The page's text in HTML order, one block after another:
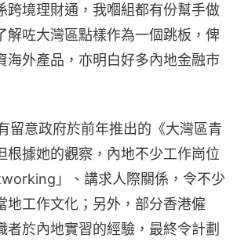
跨境理財通，我嗰組都有份幫手做
解咗大灣區點樣作為一個跳板，俾
海外產品，亦明白好多內地金融市
留意政府於前年推出的《大灣區青
根據她的觀察，內地不少工作崗位
」、講求人際關係，令不少
地工作文化；另外，部分香港僱
者於內地實習的經驗，最終令計劃